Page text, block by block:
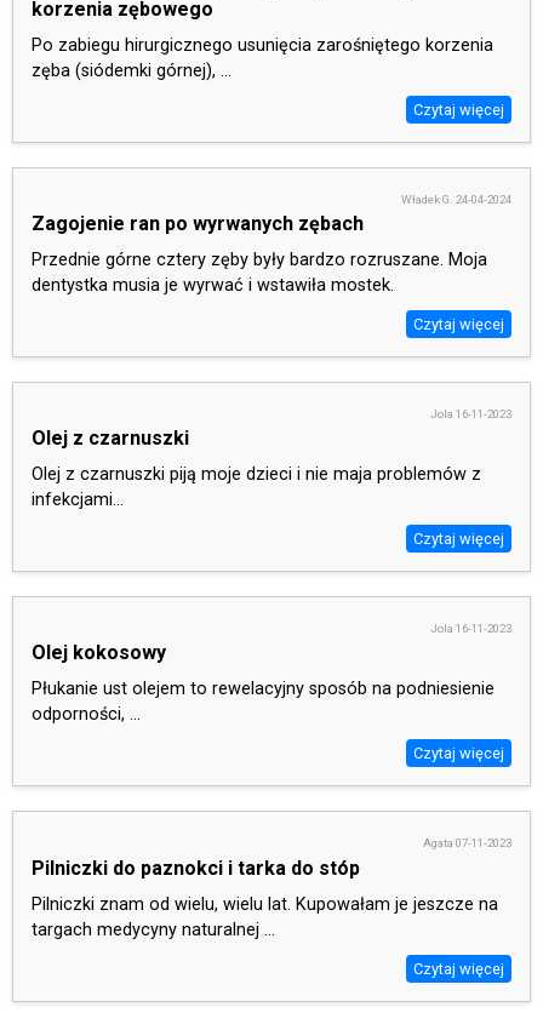
korzenia zębowego
Po zabiegu hirurgicznego usunięcia zarośniętego korzenia
zęba (siódemki górnej), ...
Czytaj więcej
Władek G. 24-04-2024
Zagojenie ran po wyrwanych zębach
Przednie górne cztery zęby były bardzo rozruszane. Moja
dentystka musia je wyrwać i wstawiła mostek.
Czytaj więcej
Jola 16-11-2023
Olej z czarnuszki
Olej z czarnuszki piją moje dzieci i nie maja problemów z
infekcjami...
Czytaj więcej
Jola 16-11-2023
Olej kokosowy
Płukanie ust olejem to rewelacyjny sposób na podniesienie
odporności, ...
Czytaj więcej
Agata 07-11-2023
Pilniczki do paznokci i tarka do stóp
Pilniczki znam od wielu, wielu lat. Kupowałam je jeszcze na
targach medycyny naturalnej ...
Czytaj więcej